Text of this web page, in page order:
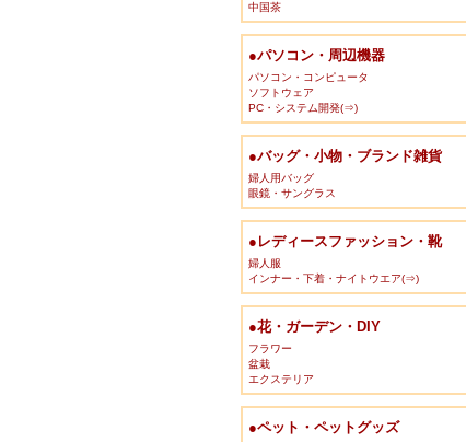
中国茶
●パソコン・周辺機器
パソコン・コンピュータ
ソフトウェア
PC・システム開発(⇒)
●バッグ・小物・ブランド雑貨
婦人用バッグ
眼鏡・サングラス
●レディースファッション・靴
婦人服
インナー・下着・ナイトウエア(⇒)
●花・ガーデン・DIY
フラワー
盆栽
エクステリア
●ペット・ペットグッズ